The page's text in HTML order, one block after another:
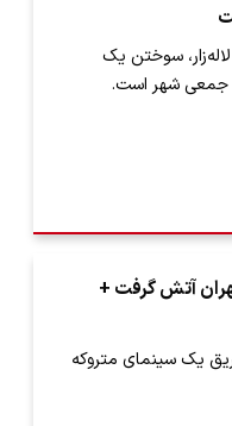
سوختن یک
جمعی شهر است.
آتش گرفت +
یک سینمای متروکه